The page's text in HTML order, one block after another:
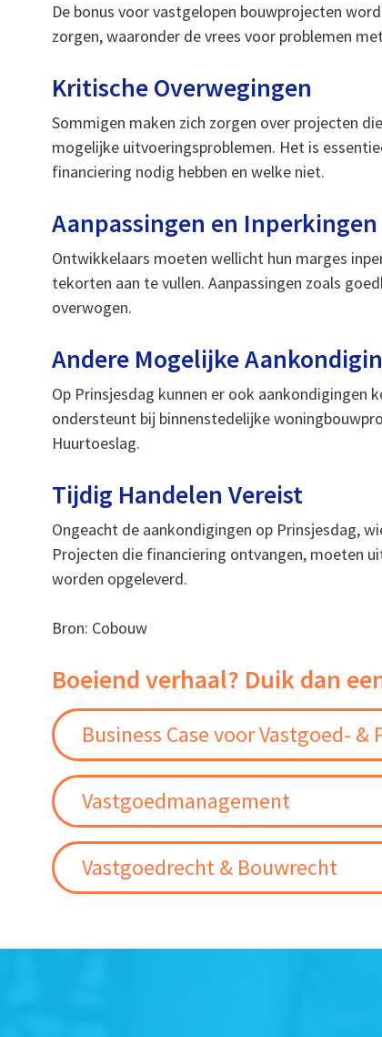
De bonus voor vastgelopen bouwprojecten
zorgen, waaronder de vrees voor problemen
Kritische Overwegingen
Sommigen maken zich zorgen over projecten
mogelijke uitvoeringsproblemen. Het is
financiering nodig hebben en welke niet.
Aanpassingen en Inperkingen
Ontwikkelaars moeten wellicht hun marges
tekorten aan te vullen. Aanpassingen zoals
overwogen.
Andere Mogelijke
Op Prinsjesdag kunnen er ook aankondigingen
ondersteunt bij binnenstedelijke
Huurtoeslag.
Tijdig Handelen Vereist
Ongeacht de aankondigingen op Prinsjesdag,
Projecten die financiering ontvangen, moeten
worden opgeleverd.
Bron: Cobouw
Boeiend verhaal? Duik dan
Business Case voor Vastgoed-
Vastgoedmanagement
Vastgoedrecht & Bouwrecht